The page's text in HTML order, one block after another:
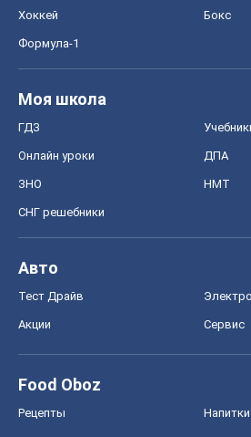
Хоккей Бокс
Формула-1
Моя школа
ГДЗ
Онлайн уроки ДПА
ЗНО НМТ
СНГ решебники
Авто
Тест Драйв
Акции Сервис
Food Oboz
Рецепты Напитки